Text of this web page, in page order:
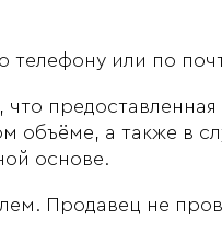
телефону или по
что
объёме, а также в
основе.
Продавец не